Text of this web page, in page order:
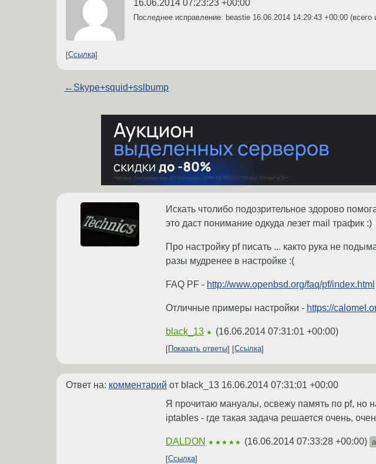
16.06.2014 07:23:23 +00:00
Последнее исправление: beastie 16.06.2014 14:29:43 +00:00 (всего
Ссылка
← Skype+squid+sslbump
Искать чтолибо подозрительное здорово
это даст понимание одкуда лезет mail трафик :)
Про настройку pf писать ... както рука не
разы мудренее в настройке :(
FAQ PF - http://www.openbsd.org/faq/pf/index.html
Отличные примеры настройки - https://
black_13 ★ (16.06.2014 07:31:01 +00:00)
Показать ответы Ссылка
Ответ на: комментарий от black_13 16.06.2014 07:31:01 +00:00
Я прочитаю мануалы, освежу память по pf, но
iptables - где такая задача решается очень,
DALDON ★★★★★ (16.06.2014 07:33:28 +00:00)
Ссылка